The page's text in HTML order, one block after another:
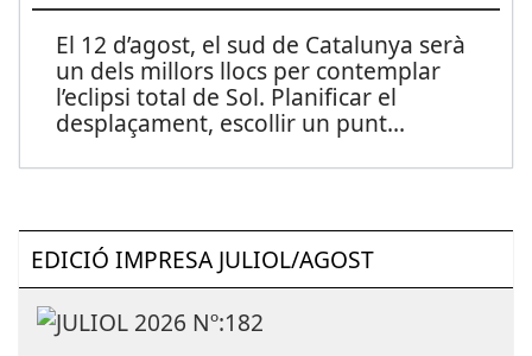
El 12 d’agost, el sud de Catalunya serà
un dels millors llocs per contemplar
l’eclipsi total de Sol. Planificar el
desplaçament, escollir un punt...
EDICIÓ IMPRESA JULIOL/AGOST